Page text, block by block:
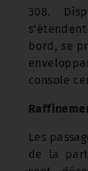
308.
bord, se
console
Les
de la